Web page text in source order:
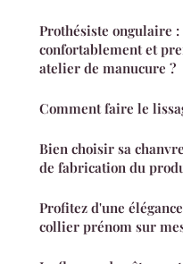
Prothésiste ongulaire
confortablement et
atelier de manucure ?
Comment faire le
Bien choisir sa
de fabrication du
Profitez d'une
collier prénom sur